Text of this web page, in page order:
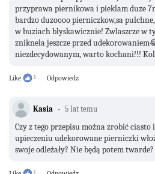
przyprawa piernikowa i pieklam duze
bardzo duzoooo pierniczkow,sa
w buziach blyskawicznie! Zwlaszcze w
zniknela jeszcze przed
niezdecydowanym, warto kochani!!!
Like 1 Odpowiedz
Kasia 5 lat temu
Czy z tego przepisu można zrobić ciasto
upieczeniu udekorowane pierniczki
swoje odleżały? Nie będą potem twarde?